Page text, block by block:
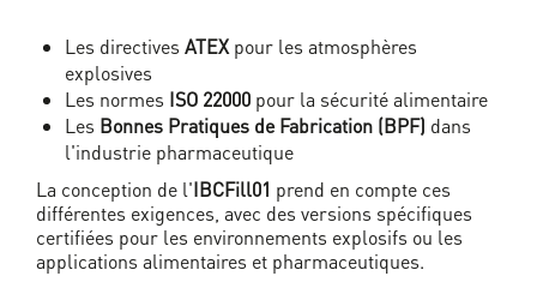
Les directives ATEXpour les atmosphères
explosives
Les normes ISO 22000 pour la sécurité alimentaire
Les Bonnes Pratiques de Fabrication (BPF) dans
l'industrie pharmaceutique
La conception de l'IBCFill01 prend en compte ces
différentes exigences, avec des versions spécifiques
certifiées pour les environnements explosifs ou les
applications alimentaires et pharmaceutiques.